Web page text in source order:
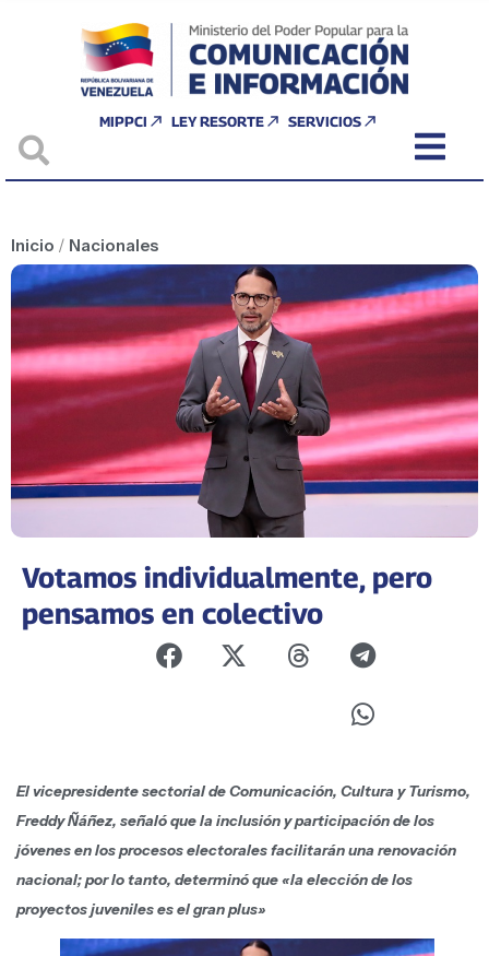
MIPPCI LEY RESORTE SERVICIOS
Inicio / Nacionales
Votamos individualmente, pero
pensamos en colectivo
El vicepresidente sectorial de Comunicación, Cultura y Turismo,
Freddy Ñáñez, señaló que la inclusión y participación de los
jóvenes en los procesos electorales facilitarán una renovación
nacional; por lo tanto, determinó que «la elección de los
proyectos juveniles es el gran plus»